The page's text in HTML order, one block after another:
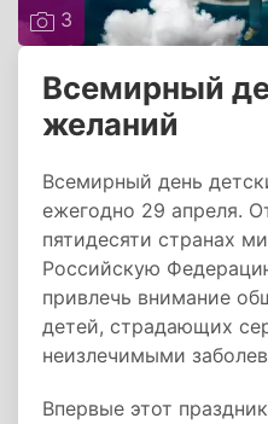
3
Всемирный
желаний
Всемирный день
ежегодно 29 апреля.
пятидесяти странах
Российскую
привлечь внимание
детей, страдающих
неизлечимыми
Впервые этот